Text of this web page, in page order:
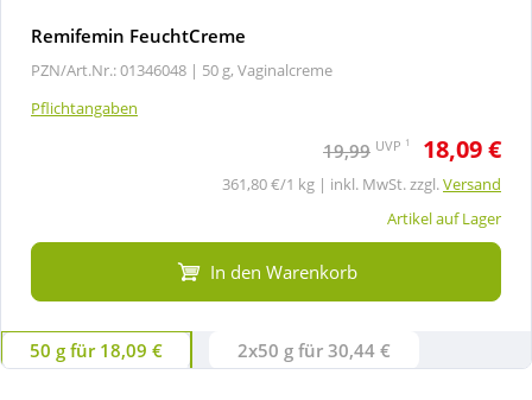
Remifemin FeuchtCreme
PZN/Art.Nr.: 01346048 | 50 g, Vaginalcreme
Pflichtangaben
19,99 UVP 1 18,09 €
361,80 €/1 kg | inkl. MwSt. zzgl.Versand
Artikel auf Lager
In den Warenkorb
50 g für 18,09 € 2x50 g für 30,44 €